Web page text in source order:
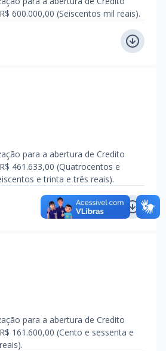
600.000,00 (Seiscentos mil reais).
para a abertura de Credito
461.633,00 (Quatrocentos e
e trinta e três reais).
para a abertura de Credito
161.600,00 (Cento e sessenta e